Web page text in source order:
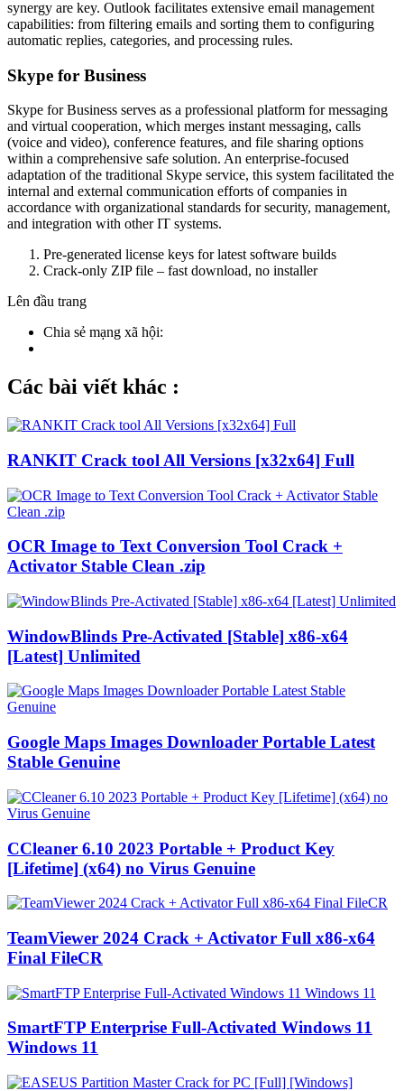
synergy are key. Outlook facilitates extensive email management
capabilities: from filtering emails and sorting them to configuring
automatic replies, categories, and processing rules.
Skype for Business
Skype for Business serves as a professional platform for messaging
and virtual cooperation, which merges instant messaging, calls
(voice and video), conference features, and file sharing options
within a comprehensive safe solution. An enterprise-focused
adaptation of the traditional Skype service, this system facilitated the
internal and external communication efforts of companies in
accordance with organizational standards for security, management,
and integration with other IT systems.
Pre-generated license keys for latest software builds
Crack-only ZIP file – fast download, no installer
Lên đầu trang
Chia sẻ mạng xã hội:
Các bài viết khác :
RANKIT Crack tool All Versions [x32x64] Full
OCR Image to Text Conversion Tool Crack +
Activator Stable Clean .zip
WindowBlinds Pre-Activated [Stable] x86-x64
[Latest] Unlimited
Google Maps Images Downloader Portable Latest
Stable Genuine
CCleaner 6.10 2023 Portable + Product Key
[Lifetime] (x64) no Virus Genuine
TeamViewer 2024 Crack + Activator Full x86-x64
Final FileCR
SmartFTP Enterprise Full-Activated Windows 11
Windows 11